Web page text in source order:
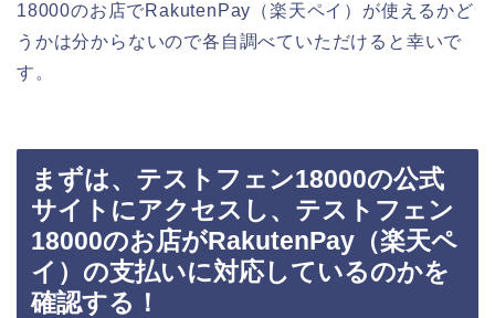
18000のお店でRakutenPay（楽天ペイ）が使えるかど
うかは分からないので各自調べていただけると幸いで
す。
まずは、テストフェン18000の公式
サイトにアクセスし、テストフェン
18000のお店がRakutenPay（楽天ペ
イ）の支払いに対応しているのかを
確認する！